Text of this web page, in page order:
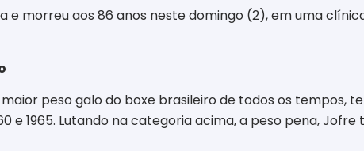
morreu aos 86 anos neste domingo (2), em uma
peso galo do boxe brasileiro de todos os tempos,
e 1965. Lutando na categoria acima, a peso pena,